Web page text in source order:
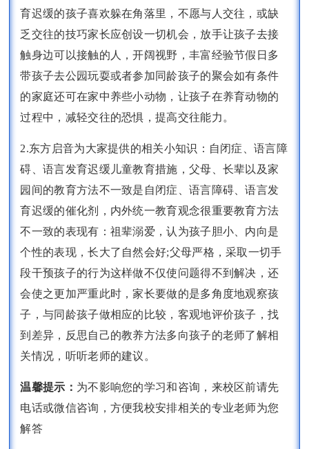
育迟缓的孩子喜欢躲在角落里，不愿与人交往，或缺
乏交往的技巧家长应创设一切机会，放手让孩子去接
触身边可以接触的人，开阔视野，丰富经验节假日多
带孩子去公园玩耍或者参加同龄孩子的聚会如有条件
的家庭还可在家中养些小动物，让孩子在养育动物的
过程中，减轻交往的恐惧，提高交往能力。
2.东方启音为大家提供的相关小知识：自闭症、语言障
碍、语言发育迟缓儿童教育措施，父母、长辈以及家
园间的教育方法不一致是自闭症、语言障碍、语言发
育迟缓的催化剂，内外统一教育观念很重要教育方法
不一致的表现有：祖辈溺爱，认为孩子胆小、内向是
个性的表现，长大了自然会好;父母严格，采取一切手
段干预孩子的行为这样做不仅使问题得不到解决，还
会使之更加严重此时，家长要做的是多角度地观察孩
子，与同龄孩子做相应的比较，客观地评价孩子，找
到差异，反思自己的教养方法多向孩子的老师了解相
关情况，听听老师的建议。
温馨提示： 为不影响您的学习和咨询，来校区前请先
电话或微信咨询，方便我校安排相关的专业老师为您
解答